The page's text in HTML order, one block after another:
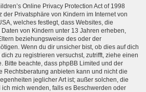
Online Privacy Protection Act of 1998
der Privatsphäre von Kindern im Internet von
welches festlegt, dass Websites, die
von Kindern unter 13 Jahren erheben,
beziehungsweise des oder der
Wenn du dir unsicher bist, ob dies auf dich
zu registrieren versuchst, zutrifft, ziehe einen
Bitte beachte, dass phpBB Limited und der
Rechtsberatung anbieten kann und nicht die
jeglicher Art ist; außer solchen, die
ich mich wenden, falls es Beschwerden oder